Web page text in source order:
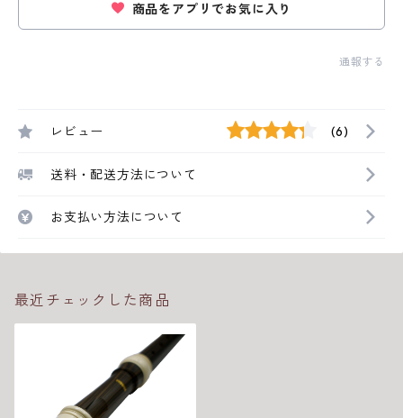
商品をアプリでお気に入り
通報する
レビュー (6)
送料・配送方法について
お支払い方法について
最近チェックした商品